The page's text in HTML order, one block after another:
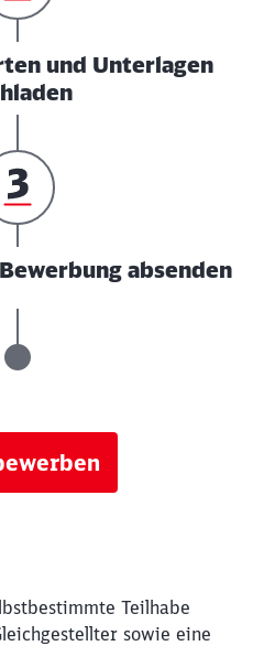
und Unterlagen
absenden
Teilhabe
sowie eine